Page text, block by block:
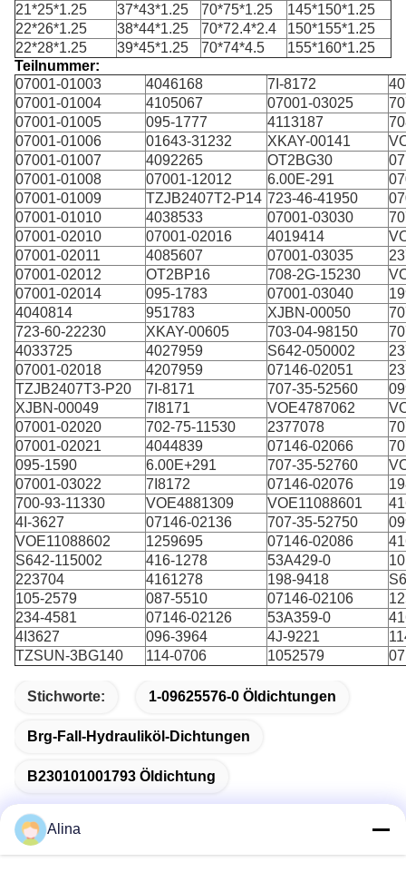
21*25*1.25
37*43*1.25 70*75*1.25
145*150*1.25
22*26*1.25
38*44*1.25 70*72.4*2.4
150*155*1.25
22*28*1.25
39*45*1.25 70*74*4.5
155*160*1.25
Teilnummer:
07001-01003
4046168 7I-8172
07001-01004
4105067 07001-03025
07001-01005
095-1777 4113187
07001-01006
01643-31232 XKAY-00141
07001-01007
4092265 OT2BG30
07001-01008
07001-12012 6.00E-291
07001-01009
TZJB2407T2-P14 723-46-41950
07001-01010
4038533 07001-03030
07001-02010
07001-02016 4019414
07001-02011
4085607 07001-03035
07001-02012
OT2BP16 708-2G-15230
07001-02014
095-1783 07001-03040
4040814
951783 XJBN-00050
723-60-22230
XKAY-00605 703-04-98150
4033725
4027959 S642-050002
07001-02018
4207959 07146-02051
TZJB2407T3-P20
7I-8171 707-35-52560
XJBN-00049
7I8171 VOE4787062
07001-02020
702-75-11530 2377078
07001-02021
4044839 07146-02066
095-1590
6.00E+291 707-35-52760
07001-03022
7I8172 07146-02076
700-93-11330
VOE4881309 VOE11088601
4I-3627
07146-02136 707-35-52750
VOE11088602
1259695 07146-02086
S642-115002
416-1278 53A429-0
223704
4161278 198-9418
105-2579
087-5510 07146-02106
234-4581
07146-02126 53A359-0
4I3627
096-3964 4J-9221
TZSUN-3BG140
114-0706 1052579
Stichworte: 1-09625576-0 Öldichtungen
Brg-Fall-Hydrauliköl-Dichtungen
B230101001793 Öldichtung
Alina